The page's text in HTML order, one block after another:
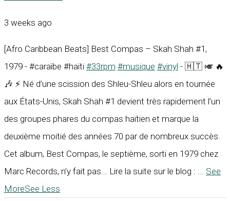
3 weeks ago
[Afro Caribbean Beats] Best Compas – Skah Shah #1,
1979 - #caraïbe #haïti #33rpm #musique #vinyl - 🇭🇹 🎺 🔥
🎶 ⚡ Né d’une scission des Shleu-Shleu alors en tournée
aux États-Unis, Skah Shah #1 devient très rapidement l’un
des groupes phares du compas haïtien et marque la
deuxième moitié des années 70 par de nombreux succès.
Cet album, Best Compas, le septième, sorti en 1979 chez
Marc Records, n’y fait pas... Lire la suite sur le blog : ... See
MoreSee Less